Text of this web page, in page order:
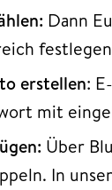
Dann
erstellen:
mit
Über
In